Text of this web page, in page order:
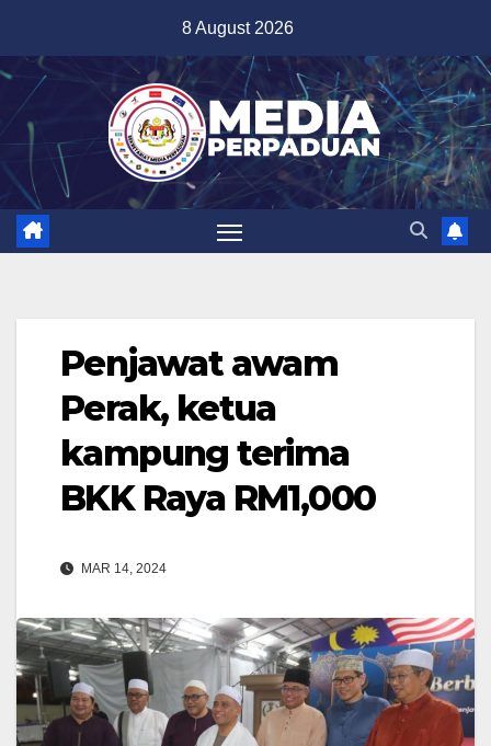
content
8 August 2026
Penjawat awam
Perak, ketua
kampung terima
BKK Raya RM1,000
MAR 14, 2024